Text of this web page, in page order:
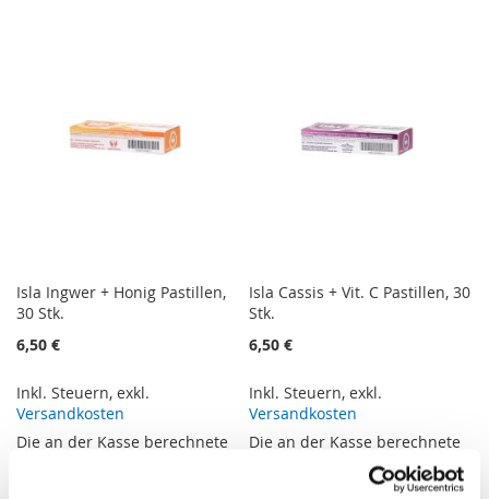
Isla Ingwer + Honig Pastillen,
30 Stk.
6,50 €
Inkl. Steuern, exkl.
Versandkosten
Die an der Kasse berechnete
Isla Cassis + Vit. C Pastillen, 30
Stk.
6,50 €
Inkl. Steuern,exkl.
Versandkosten
Die an der Kasse berechnete
Umsatzsteuer kann je nach
Lieferadresse variieren.